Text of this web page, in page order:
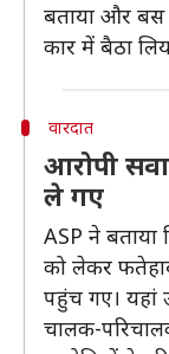
बताया और
कार में बैठा
वारदात
आरोपी
ले गए
ASP ने
को लेकर
पहुंच गए। यहां
चालक-